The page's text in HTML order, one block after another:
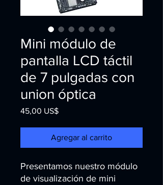
Mini módulo de
pantalla LCD táctil
de 7 pulgadas con
union óptica
45,00 US$Precio
Agregar al carrito
Presentamos nuestro módulo
de visualización de mini